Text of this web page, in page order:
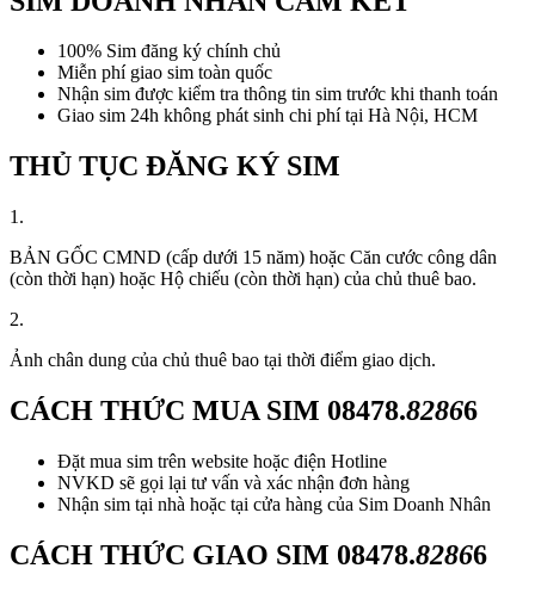
100% Sim đăng ký chính chủ
Miễn phí giao sim toàn quốc
Nhận sim được kiểm tra thông tin sim trước khi thanh toán
Giao sim 24h không phát sinh chi phí tại Hà Nội, HCM
THỦ TỤC ĐĂNG KÝ SIM
1.
BẢN GỐC CMND (cấp dưới 15 năm) hoặc Căn cước công dân
(còn thời hạn) hoặc Hộ chiếu (còn thời hạn) của chủ thuê bao.
2.
Ảnh chân dung của chủ thuê bao tại thời điểm giao dịch.
CÁCH THỨC MUA SIM 08478.82866
Đặt mua sim trên website hoặc điện Hotline
NVKD sẽ gọi lại tư vấn và xác nhận đơn hàng
Nhận sim tại nhà hoặc tại cửa hàng của Sim Doanh Nhân
CÁCH THỨC GIAO SIM 08478.82866